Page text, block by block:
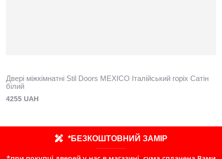
Двері міжкімнатні Stil Doors MEXICO Італійський горіх Сатін
білий
4255 UAH
*БЕЗКОШТОВНИЙ ЗАМІР